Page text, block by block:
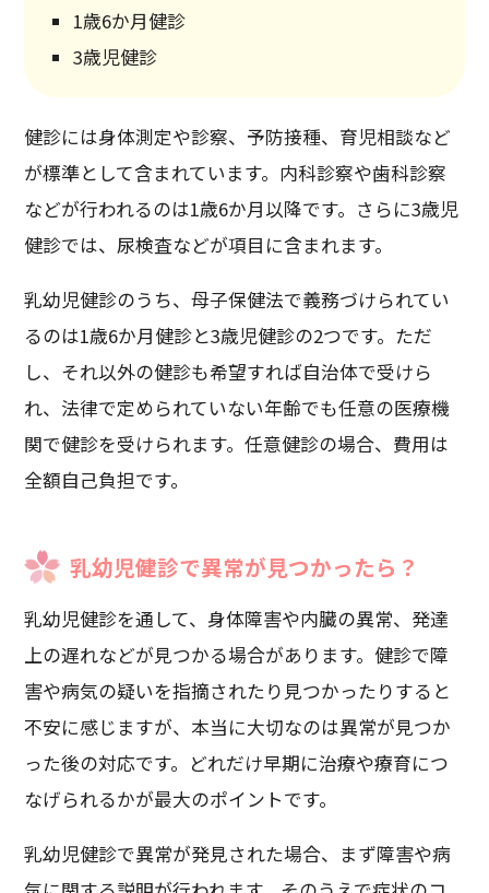
1歳6か月健診
3歳児健診
健診には身体測定や診察、予防接種、育児相談など
が標準として含まれています。内科診察や歯科診察
などが行われるのは1歳6か月以降です。さらに3歳児
健診では、尿検査などが項目に含まれます。
乳幼児健診のうち、母子保健法で義務づけられてい
るのは1歳6か月健診と3歳児健診の2つです。ただ
し、それ以外の健診も希望すれば自治体で受けら
れ、法律で定められていない年齢でも任意の医療機
関で健診を受けられます。任意健診の場合、費用は
全額自己負担です。
乳幼児健診で異常が見つかったら？
乳幼児健診を通して、身体障害や内臓の異常、発達
上の遅れなどが見つかる場合があります。健診で障
害や病気の疑いを指摘されたり見つかったりすると
不安に感じますが、本当に大切なのは異常が見つか
った後の対応です。どれだけ早期に治療や療育につ
なげられるかが最大のポイントです。
乳幼児健診で異常が発見された場合、まず障害や病